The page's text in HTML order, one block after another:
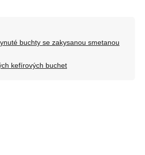
buchty se zakysanou smetanou
kefírových buchet